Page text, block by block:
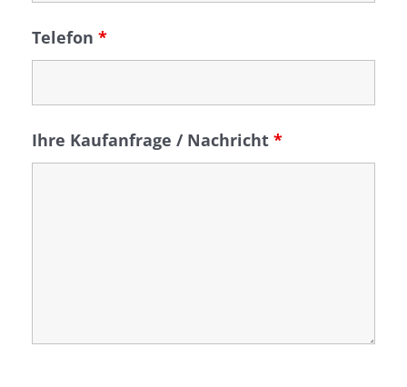
Telefon *
Ihre Kaufanfrage / Nachricht *